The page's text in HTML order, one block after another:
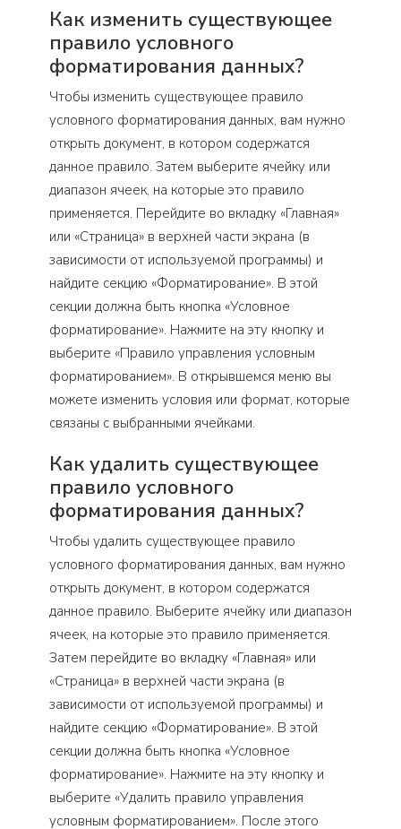
Как изменить существующее
правило условного
форматирования данных?
Чтобы изменить существующее правило
условного форматирования данных, вам нужно
открыть документ, в котором содержатся
данное правило. Затем выберите ячейку или
диапазон ячеек, на которые это правило
применяется. Перейдите во вкладку «Главная»
или «Страница» в верхней части экрана (в
зависимости от используемой программы) и
найдите секцию «Форматирование». В этой
секции должна быть кнопка «Условное
форматирование». Нажмите на эту кнопку и
выберите «Правило управления условным
форматированием». В открывшемся меню вы
можете изменить условия или формат, которые
связаны с выбранными ячейками.
Как удалить существующее
правило условного
форматирования данных?
Чтобы удалить существующее правило
условного форматирования данных, вам нужно
открыть документ, в котором содержатся
данное правило. Выберите ячейку или диапазон
ячеек, на которые это правило применяется.
Затем перейдите во вкладку «Главная» или
«Страница» в верхней части экрана (в
зависимости от используемой программы) и
найдите секцию «Форматирование». В этой
секции должна быть кнопка «Условное
форматирование». Нажмите на эту кнопку и
выберите «Удалить правило управления
условным форматированием». После этого